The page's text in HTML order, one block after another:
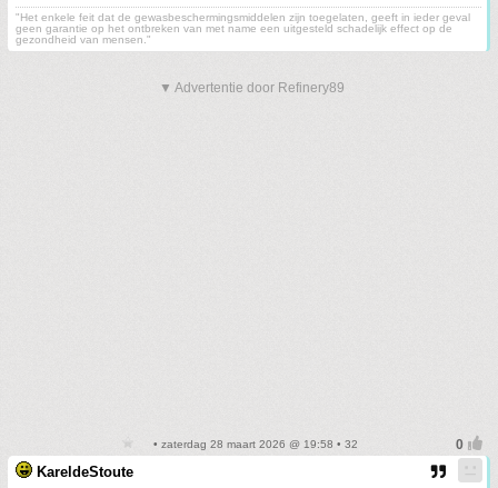
"Het enkele feit dat de gewasbeschermingsmiddelen zijn toegelaten, geeft in ieder geval
geen garantie op het ontbreken van met name een uitgesteld schadelijk effect op de
gezondheid van mensen."
▼ Advertentie door Refinery89
• zaterdag 28 maart 2026 @ 19:58 • 32
KareldeStoute